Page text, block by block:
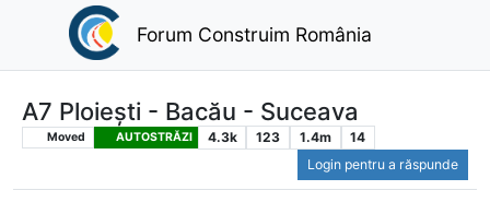
Forum Construim România
A7 Ploiești - Bacău - Suceava
Moved AUTOSTRĂZI 4.3k 123 1.4m
14
Login pentru a răspunde